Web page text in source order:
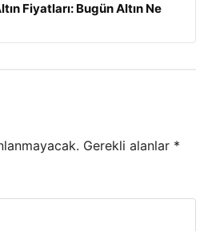
Fiyatları: Bugün Altın Ne
Gerekli alanlar *